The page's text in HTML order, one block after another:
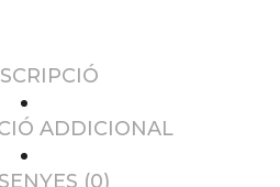
ADDICIONAL
(0)